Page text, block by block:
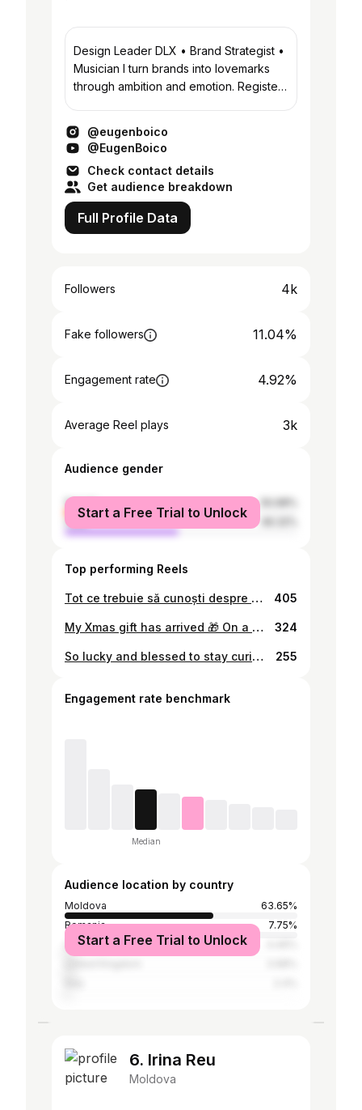
Design Leader DLX • Brand Strategist •
Musician I turn brands into lovemarks
through ambition and emotion. Register
@eugenboico
@EugenBoico
Check contact details
Get audience breakdown
Full Profile Data
Followers 4k
Fake followers 11.04%
Engagement rate 4.92%
Average Reel plays 3k
Audience gender
female
male
Start a Free Trial to Unlock
Top performing Reels
Tot ce trebuie să cunoști despre artiștii #electricspring din acest an. Exact ca mărțișorul nostru e combinație unică între 🔴 intens și ⚪️ meditativ. Biletele le găsești pe spring.md 405
My Xmas gift has arrived 🎁 On a side note, gotta love the university that has merch for dads 💜 #northwestern #wildcats 324
So lucky and blessed to stay curious and keep exploring ideas alongside my team and every restless soul from our tiny #CreativeMoldova This is just the beginning 💙💛❤️ 255
Engagement rate benchmark
Median
Audience location by country
Moldova
63.65%
Romania
7.75%
United States
Start a Free Trial to Unlock
6. Irina Reu
Moldova